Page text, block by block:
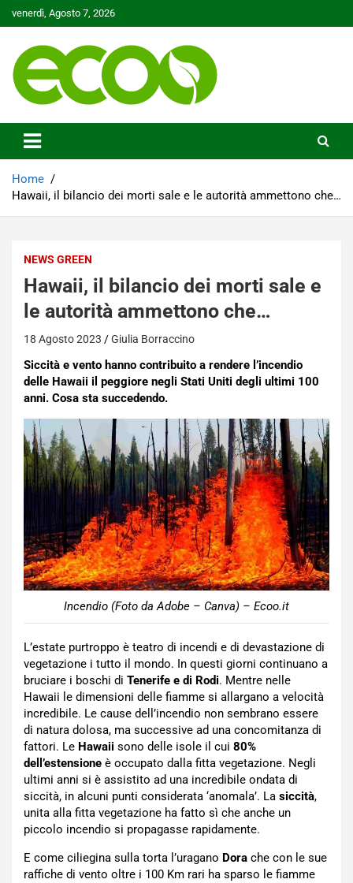
to
venerdì, Agosto 7, 2026
Ecoo.it
Home
Hawaii, il bilancio dei morti sale e le autorità ammettono che…
NEWS GREEN
Hawaii, il bilancio dei morti sale e
le autorità ammettono che…
18 Agosto 2023 Giulia Borraccino
Siccità e vento hanno contribuito a rendere l’incendio
delle Hawaii il peggiore negli Stati Uniti degli ultimi 100
anni. Cosa sta succedendo.
Incendio (Foto da Adobe – Canva) – Ecoo.it
L’estate purtroppo è teatro di incendi e di devastazione di
vegetazione i tutto il mondo. In questi giorni continuano a
bruciare i boschi di Tenerife e di Rodi. Mentre nelle
Hawaii le dimensioni delle fiamme si allargano a velocità
incredibile. Le cause dell’incendio non sembrano essere
di natura dolosa, ma successive ad una concomitanza di
fattori. Le Hawaii sono delle isole il cui 80%
dell’estensione è occupato dalla fitta vegetazione. Negli
ultimi anni si è assistito ad una incredibile ondata di
siccità, in alcuni punti considerata ‘anomala’. La siccità,
unita alla fitta vegetazione ha fatto sì che anche un
piccolo incendio si propagasse rapidamente.
E come ciliegina sulla torta l’uragano Dora che con le sue
raffiche di vento oltre i 100 Km rari ha sparso le fiamme